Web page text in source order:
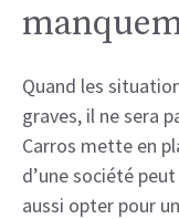
Quand les
graves, il ne sera
Carros mette en
d’une société
aussi opter pour